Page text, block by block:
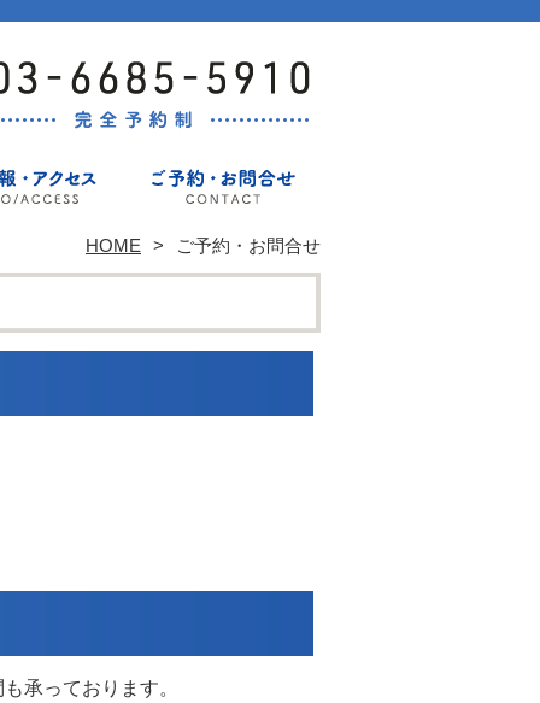
HOME ご予約・お問合せ
承っております。